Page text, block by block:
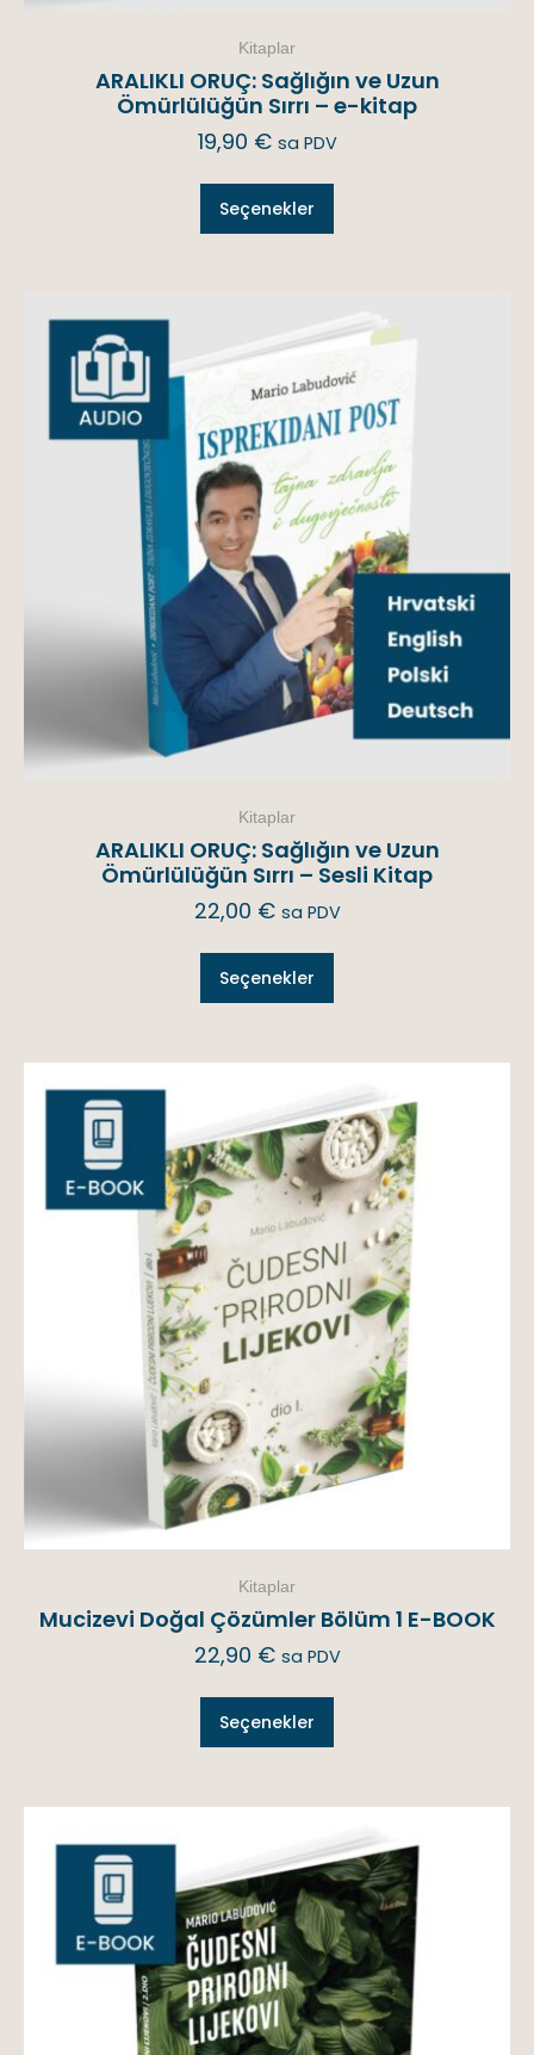
Kitaplar
ARALIKLI ORUÇ: Sağlığın ve Uzun
Ömürlülüğün Sırrı – e-kitap
19,90 € sa PDV
Seçenekler
Kitaplar
ARALIKLI ORUÇ: Sağlığın ve Uzun
Ömürlülüğün Sırrı – Sesli Kitap
22,00 € sa PDV
Seçenekler
Kitaplar
Mucizevi Doğal Çözümler Bölüm 1 E-BOOK
22,90 € sa PDV
Seçenekler